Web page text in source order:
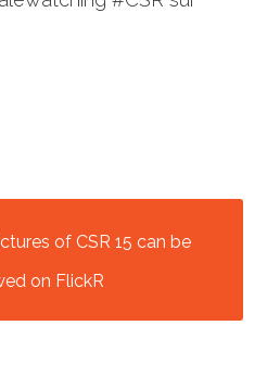
of CSR 15 can be
on FlickR